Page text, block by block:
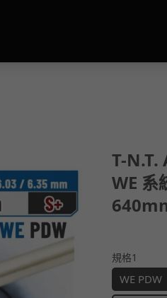
T-N.T.
WE 系
規格1
WE PDW